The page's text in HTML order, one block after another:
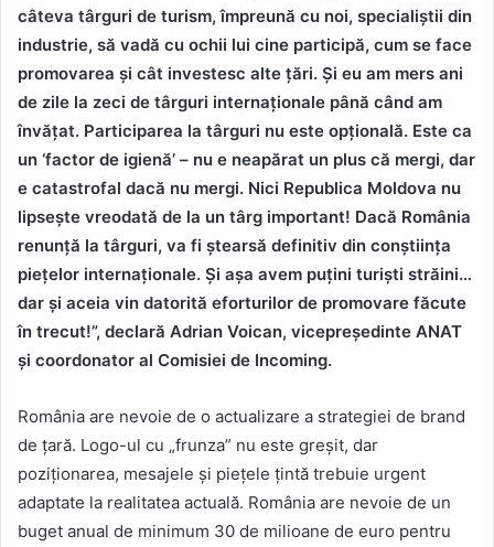
câteva târguri de turism, împreună cu noi, specialiștii din
industrie, să vadă cu ochii lui cine participă, cum se face
promovarea și cât investesc alte țări. Și eu am mers ani
de zile la zeci de târguri internaționale până când am
învățat. Participarea la târguri nu este opțională. Este ca
un ‘factor de igienă’ – nu e neapărat un plus că mergi, dar
e catastrofal dacă nu mergi. Nici Republica Moldova nu
lipsește vreodată de la un târg important! Dacă România
renunță la târguri, va fi ștearsă definitiv din conștiința
piețelor internaționale. Și așa avem puțini turiști străini…
dar și aceia vin datorită eforturilor de promovare făcute
în trecut!”, declară Adrian Voican, vicepreședinte ANAT
și coordonator al Comisiei de Incoming.
România are nevoie de o actualizare a strategiei de brand
de țară. Logo-ul cu „frunza” nu este greșit, dar
poziționarea, mesajele și piețele țintă trebuie urgent
adaptate la realitatea actuală. România are nevoie de un
buget anual de minimum 30 de milioane de euro pentru